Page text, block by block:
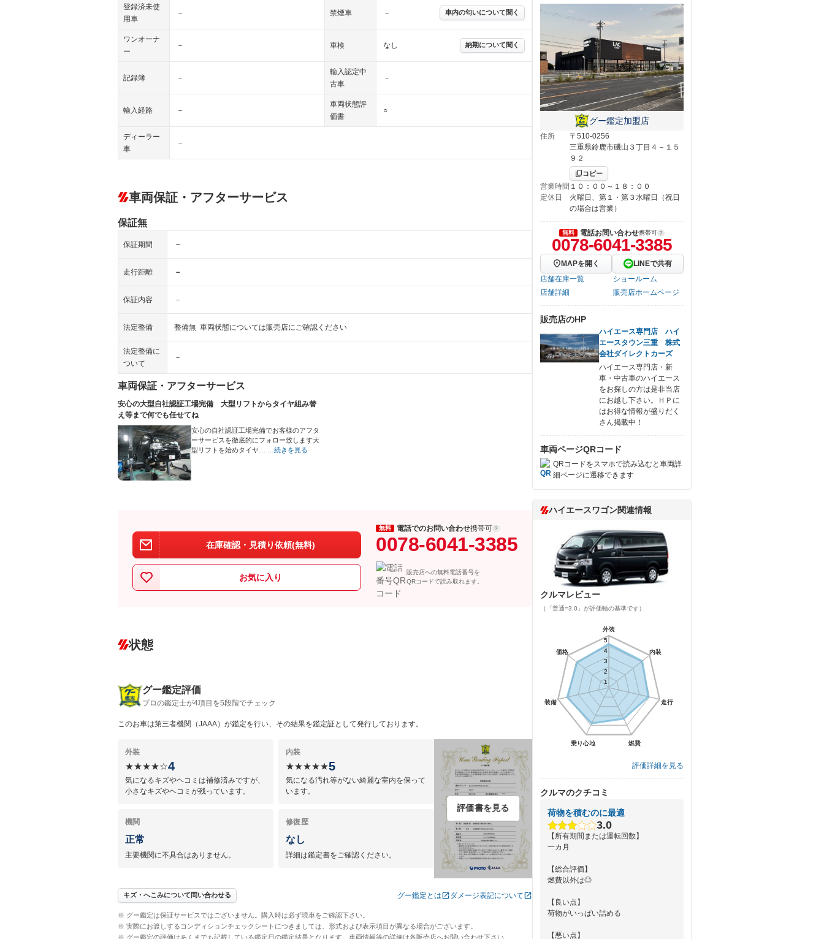
登録済未使
用車
－ 禁煙車 － 車内の匂いについて聞く
ワンオーナ
ー
－ 車検 なし 納期について聞く
記録簿 －
輸入認定中
古車
－
輸入経路 －
車両状態評
価書
○
ディーラー
車
－
車両保証・アフターサービス
保証無
保証期間 －
走行距離 －
保証内容 －
法定整備 整備無 車両状態については販売店にご確認ください
法定整備に
ついて
－
車両保証・アフターサービス
安心の大型自社認証工場完備 大型リフトからタイヤ組み替
え等まで何でも任せてね
安心の自社認証工場完備でお客様のアフタ
ーサービスを徹底的にフォロー致します大
型リフトを始めタイヤ…
…続きを見る
在庫確認・見積り依頼(無料)
お気に入り
無料 電話でのお問い合わせ携帯可
0078-6041-3385
販売店への無料電話番号を
QRコードで読み取れます。
状態
グー鑑定評価
プロの鑑定士が4項目を5段階でチェック
このお車は第三者機関（JAAA）が鑑定を行い、その結果を鑑定証として発行しております。
外装
★★★★☆4
気になるキズやヘコミは補修済みですが、
小さなキズやヘコミが残っています。
内装
★★★★★5
気になる汚れ等がない綺麗な室内を保って
います。
機関
正常
主要機関に不具合はありません。
修復歴
なし
詳細は鑑定書をご確認ください。
評価書を見る
キズ・へこみについて問い合わせる グー鑑定とは ダメージ表記について
※ グー鑑定は保証サービスではございません。購入時は必ず現車をご確認下さい。
※ 実際にお渡しするコンディションチェックシートにつきましては、形式および表示項目が異なる場合がございます。
※ グー鑑定の評価はあくまでも記載している鑑定日の鑑定結果となります。車両情報等の詳細は各販売店へお問い合わせ下さい。
グー鑑定加盟店
住所
〒510-0256
三重県鈴鹿市磯山３丁目４－１５
９２
コピー
営業時間 １０：００～１８：００
定休日
火曜日、第１・第３水曜日（祝日
の場合は営業）
無料 電話お問い合わせ携帯可
0078-6041-3385
MAPを開く
LINEで共有
店舗在庫一覧
ショールーム
店舗詳細
販売店ホームページ
販売店のHP
ハイエース専門店 ハイ
エースタウン三重 株式
会社ダイレクトカーズ
ハイエース専門店・新
車・中古車のハイエース
をお探しの方は是非当店
にお越し下さい。ＨＰに
はお得な情報が盛りだく
さん掲載中！
車両ページQRコード
QRコードをスマホで読み込むと車両詳
細ページに遷移できます
ハイエースワゴン関連情報
クルマレビュー
（「普通=3.0」が評価軸の基準です）
外装
内装
走行
燃費
乗り心地
装備
価格
1
2
3
4
5
外装
内装
走行
燃費
乗り心地
装備
価格
1
2
3
4
5
評価詳細を見る
クルマのクチコミ
荷物を積むのに最適
3.0
【所有期間または運転回数】
一カ月
【総合評価】
燃費以外は◎
【良い点】
荷物がいっぱい詰める
【悪い点】